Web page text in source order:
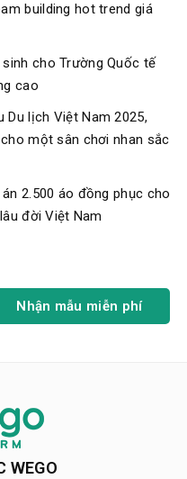
building hot trend giá
cho Trường Quốc tế
cao
Du lịch Việt Nam 2025,
một sân chơi nhan sắc
2.500 áo đồng phục cho
đời Việt Nam
Nhận mẫu miễn phí
WEGO